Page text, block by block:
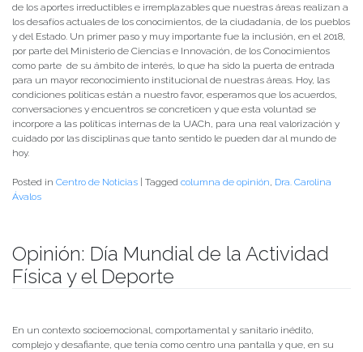
de los aportes irreductibles e irremplazables que nuestras áreas realizan a
los desafíos actuales de los conocimientos, de la ciudadanía, de los pueblos
y del Estado. Un primer paso y muy importante fue la inclusión, en el 2018,
por parte del Ministerio de Ciencias e Innovación, de los Conocimientos
como parte de su ámbito de interés, lo que ha sido la puerta de entrada
para un mayor reconocimiento institucional de nuestras áreas. Hoy, las
condiciones políticas están a nuestro favor, esperamos que los acuerdos,
conversaciones y encuentros se concreticen y que esta voluntad se
incorpore a las políticas internas de la UACh, para una real valorización y
cuidado por las disciplinas que tanto sentido le pueden dar al mundo de
hoy.
Posted in Centro de Noticias | Tagged columna de opinión, Dra. Carolina
Ávalos
Opinión: Día Mundial de la Actividad
Física y el Deporte
En un contexto socioemocional, comportamental y sanitario inédito,
complejo y desafiante, que tenía como centro una pantalla y que, en su